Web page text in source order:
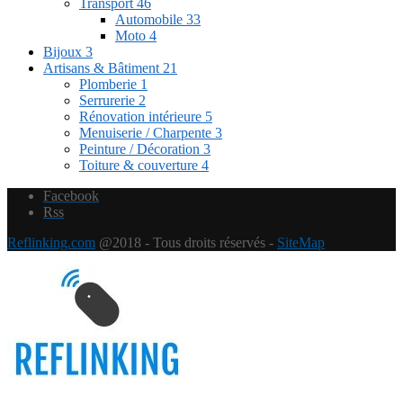
Transport 46
Automobile 33
Moto 4
Bijoux 3
Artisans & Bâtiment 21
Plomberie 1
Serrurerie 2
Rénovation intérieure 5
Menuiserie / Charpente 3
Peinture / Décoration 3
Toiture & couverture 4
Facebook
Rss
Reflinking.com @2018 - Tous droits réservés - SiteMap